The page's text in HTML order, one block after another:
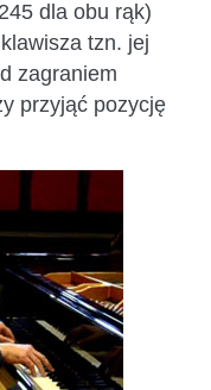
dla obu rąk)
tzn. jej
zagraniem
przyjąć pozycję